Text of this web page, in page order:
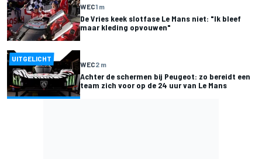
WEC1 m
De Vries keek slotfase Le Mans niet: "Ik bleef
maar kleding opvouwen"
UITGELICHT
WEC2 m
Achter de schermen bij Peugeot: zo bereidt een
team zich voor op de 24 uur van Le Mans